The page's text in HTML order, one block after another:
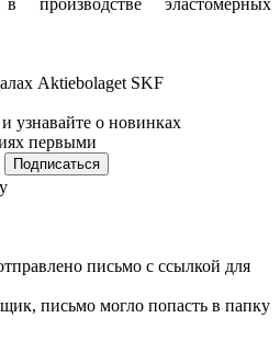
эластомерных
Aktiebolaget SKF
узнавайте о новинках
первыми
письмо с ссылкой для
письмо могло попасть в папку